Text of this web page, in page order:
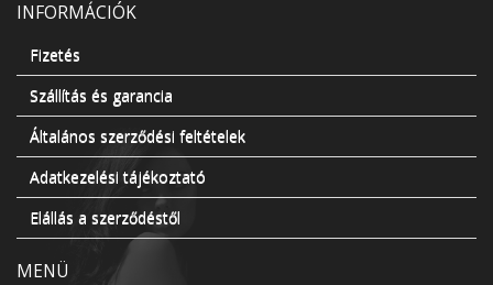
INFORMÁCIÓK
Fizetés
Szállítás és garancia
Általános szerződési feltételek
Adatkezelési tájékoztató
Elállás a szerződéstől
MENÜ